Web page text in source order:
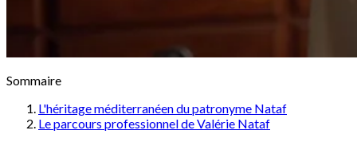
Sommaire
L'héritage méditerranéen du patronyme Nataf
Le parcours professionnel de Valérie Nataf